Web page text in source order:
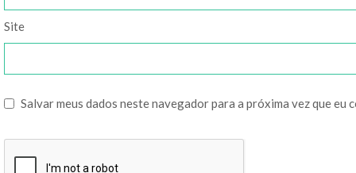
Site
Salvar meus dados neste navegador para a próxima vez que eu